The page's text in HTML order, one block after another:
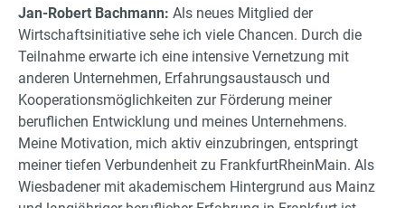
Jan-Robert Bachmann: Als neues Mitglied der
Wirtschaftsinitiative sehe ich viele Chancen. Durch die
Teilnahme erwarte ich eine intensive Vernetzung mit
anderen Unternehmen, Erfahrungsaustausch und
Kooperationsmöglichkeiten zur Förderung meiner
beruflichen Entwicklung und meines Unternehmens.
Meine Motivation, mich aktiv einzubringen, entspringt
meiner tiefen Verbundenheit zu FrankfurtRheinMain. Als
Wiesbadener mit akademischem Hintergrund aus Mainz